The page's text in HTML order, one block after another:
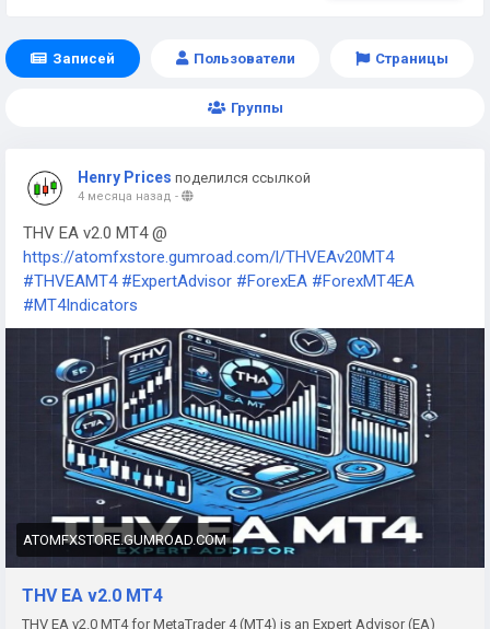
Записей Пользователи Страницы
Группы
Henry Prices поделился ссылкой
4 месяца назад -
THV EA v2.0 MT4 @
https://atomfxstore.gumroad.com/l/THVEAv20MT4
#THVEAMT4 #ExpertAdvisor #ForexEA #ForexMT4EA
#MT4Indicators
ATOMFXSTORE.GUMROAD.COM
THV EA v2.0 MT4
THV EA v2.0 MT4 for MetaTrader 4 (MT4) is an Expert Advisor (EA)